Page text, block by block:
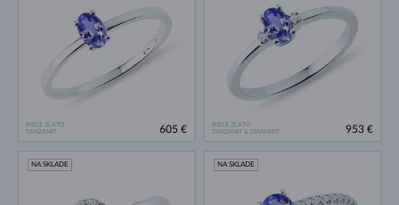
BIELE ZLATO
TANZANIT
605 €
BIELE ZLATO
TANZANIT & DIAMANT
953 €
NA SKLADE NA SKLADE